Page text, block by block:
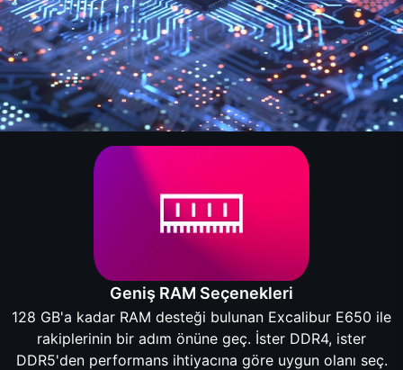
Geniş RAM Seçenekleri
128 GB'a kadar RAM desteği bulunan Excalibur E650 ile
rakiplerinin bir adım önüne geç. İster DDR4, ister
DDR5'den performans ihtiyacına göre uygun olanı seç.